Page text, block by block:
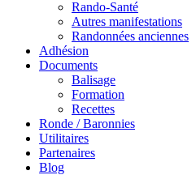
Rando-Santé
Autres manifestations
Randonnées anciennes
Adhésion
Documents
Balisage
Formation
Recettes
Ronde / Baronnies
Utilitaires
Partenaires
Blog